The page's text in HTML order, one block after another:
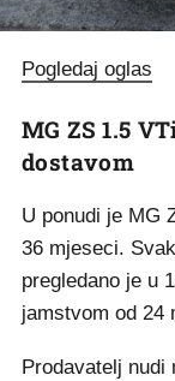
Pogledaj oglas
MG ZS 1.5
dostavom
U ponudi je MG
36 mjeseci.
pregledano je u
jamstvom od 24
Prodavatelj nudi